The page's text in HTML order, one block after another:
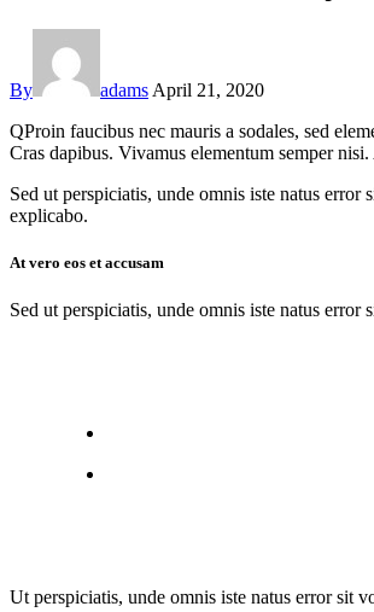
By adams April 21, 2020
QProin faucibus nec mauris a sodales, sed
Cras dapibus. Vivamus elementum semper
Sed ut perspiciatis, unde omnis iste natus
explicabo.
At vero eos et accusam
Sed ut perspiciatis, unde omnis iste natus
Ut perspiciatis, unde omnis iste natus error sit